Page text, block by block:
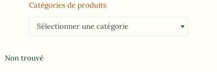
Catégories de produits
Sélectionner une catégorie
Non trouvé